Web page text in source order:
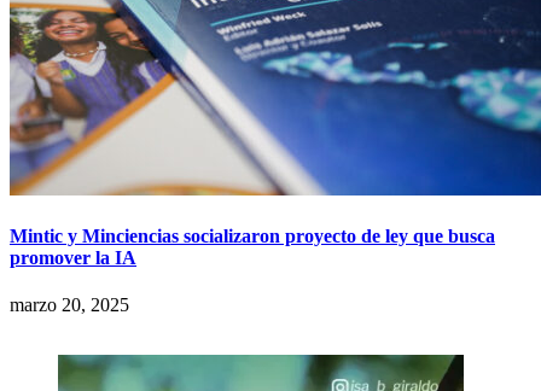
Mintic y Minciencias socializaron proyecto de ley que busca
promover la IA
marzo 20, 2025